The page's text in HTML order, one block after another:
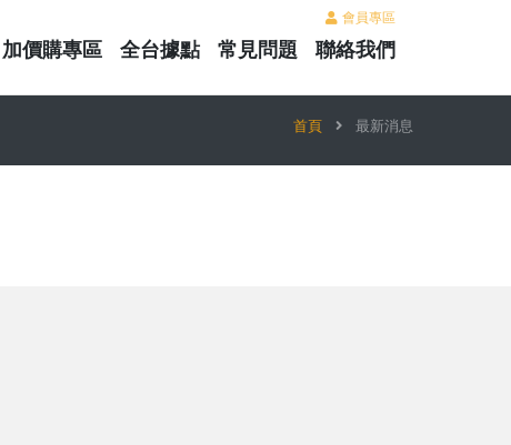
會員專區
加價購專區 全台據點 常見問題 聯絡我們
首頁 最新消息